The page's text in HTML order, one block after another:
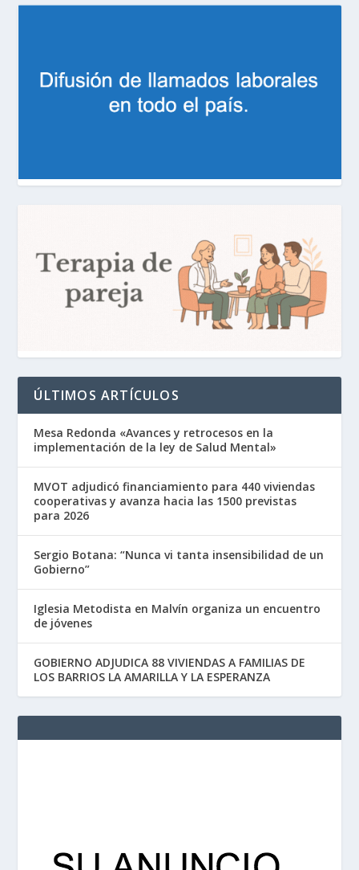
ÚLTIMOS ARTÍCULOS
Mesa Redonda «Avances y retrocesos en la
implementación de la ley de Salud Mental»
MVOT adjudicó financiamiento para 440 viviendas
cooperativas y avanza hacia las 1500 previstas
para 2026
Sergio Botana: “Nunca vi tanta insensibilidad de un
Gobierno”
Iglesia Metodista en Malvín organiza un encuentro
de jóvenes
GOBIERNO ADJUDICA 88 VIVIENDAS A FAMILIAS DE
LOS BARRIOS LA AMARILLA Y LA ESPERANZA